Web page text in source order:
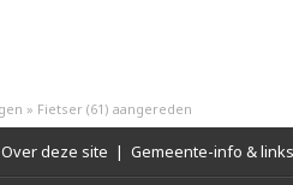
» Fietser (61) aangereden
Over deze site | Gemeente-info & links